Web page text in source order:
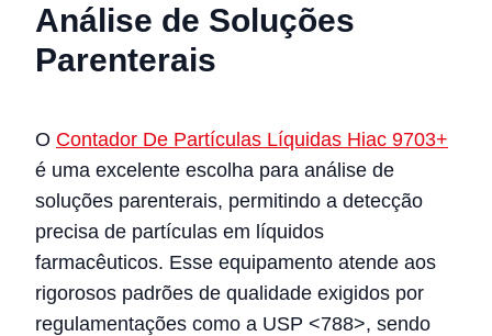
Análise de Soluções
Parenterais
O Contador De Partículas Líquidas Hiac 9703+
é uma excelente escolha para análise de
soluções parenterais, permitindo a detecção
precisa de partículas em líquidos
farmacêuticos. Esse equipamento atende aos
rigorosos padrões de qualidade exigidos por
regulamentações como a USP <788>, sendo